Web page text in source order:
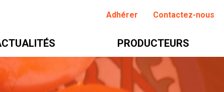
Adhérer Contactez-nous
PRODUCTEURS